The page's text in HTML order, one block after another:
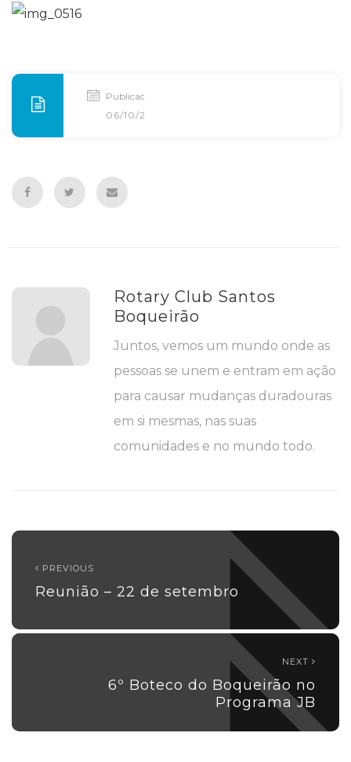
Publicado
06/10/2016
Rotary Club Santos
Boqueirão
Juntos, vemos um mundo onde as
pessoas se unem e entram em ação
para causar mudanças duradouras
em si mesmas, nas suas
comunidades e no mundo todo.
PREVIOUS
Reunião – 22 de setembro
NEXT
6º Boteco do Boqueirão no
Programa JB